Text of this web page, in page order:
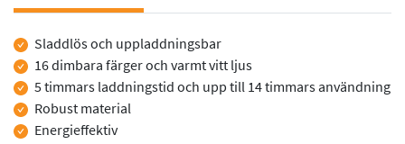
Produktinformation
Sladdlös och uppladdningsbar
16 dimbara färger och varmt vitt ljus
5 timmars laddningstid och upp till 14 timmars användning
Robust material
Energieffektiv